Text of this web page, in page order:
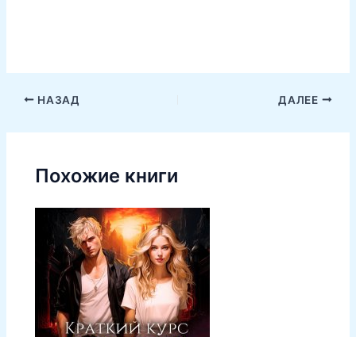
НАЗАД ДАЛЕЕ
Похожие книги